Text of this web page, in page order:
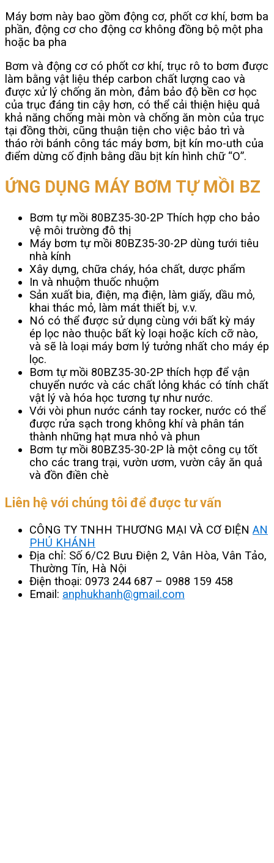
Máy bơm này bao gồm động cơ, phốt cơ khí, bơm ba
phần, động cơ cho động cơ không đồng bộ một pha
hoặc ba pha
Bơm và động cơ có phốt cơ khí, trục rô to bơm được
làm bằng vật liệu thép carbon chất lượng cao và
được xử lý chống ăn mòn, đảm bảo độ bền cơ học
của trục đáng tin cậy hơn, có thể cải thiện hiệu quả
khả năng chống mài mòn và chống ăn mòn của trục
tại đồng thời, cũng thuận tiện cho việc bảo trì và
tháo rời bánh công tác máy bơm, bịt kín mo-uth của
điểm dừng cố định bằng dầu bịt kín hình chữ “O”.
ỨNG DỤNG MÁY BƠM TỰ MỒI BZ
Bơm tự mồi 80BZ35-30-2P Thích hợp cho bảo
vệ môi trường đô thị
Máy bơm tự mồi 80BZ35-30-2P dùng tưới tiêu
nhà kính
Xây dựng, chữa cháy, hóa chất, dược phẩm
In và nhuộm thuốc nhuộm
Sản xuất bia, điện, mạ điện, làm giấy, dầu mỏ,
khai thác mỏ, làm mát thiết bị, v.v.
Nó có thể được sử dụng cùng với bất kỳ máy
ép lọc nào thuộc bất kỳ loại hoặc kích cỡ nào,
và sẽ là loại máy bơm lý tưởng nhất cho máy ép
lọc.
Bơm tự mồi 80BZ35-30-2P thích hợp để vận
chuyển nước và các chất lỏng khác có tính chất
vật lý và hóa học tương tự như nước.
Với vòi phun nước cánh tay rocker, nước có thể
được rửa sạch trong không khí và phân tán
thành những hạt mưa nhỏ và phun
Bơm tự mồi 80BZ35-30-2P là một công cụ tốt
cho các trang trại, vườn ươm, vườn cây ăn quả
và đồn điền chè
Liên hệ với chúng tôi để được tư vấn
CÔNG TY TNHH THƯƠNG MẠI VÀ CƠ ĐIỆN AN
PHÚ KHÁNH
Địa chỉ: Số 6/C2 Bưu Điện 2, Vân Hòa, Vân Tảo,
Thường Tín, Hà Nội
Điện thoại: 0973 244 687 – 0988 159 458
Email: anphukhanh@gmail.com